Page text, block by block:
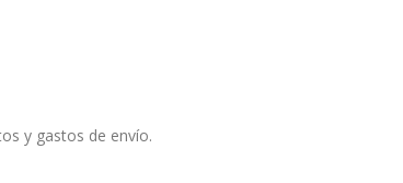
y gastos de envío.